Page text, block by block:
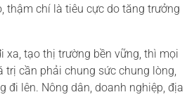
thậm chí là tiêu cực do tăng trưởng
xa, tạo thị trường bền vững, thì mọi
trị cần phải chung sức chung lòng,
đi lên. Nông dân, doanh nghiệp, địa